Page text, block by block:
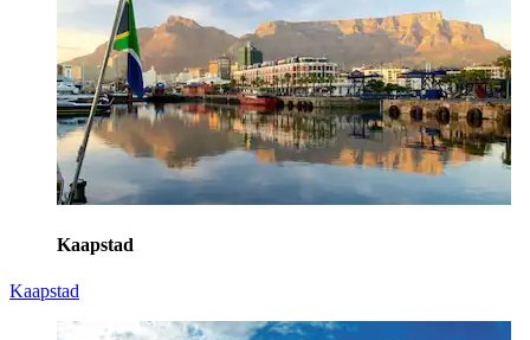
Kaapstad
Kaapstad